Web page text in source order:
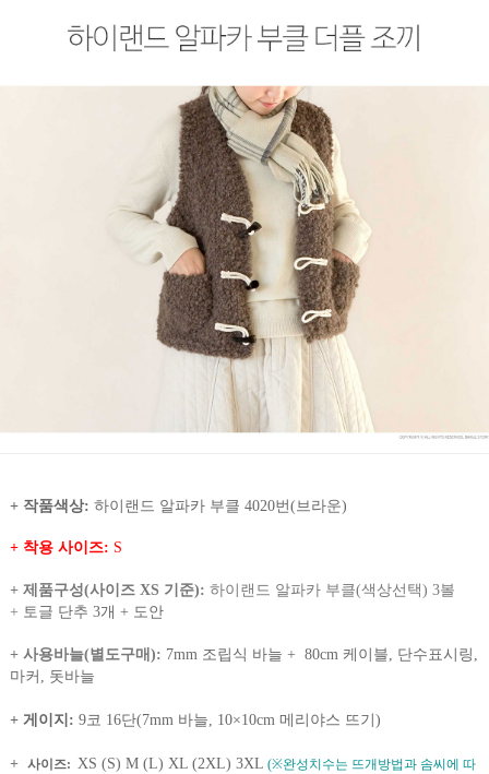
+ 작품색상: 하이랜드 알파카 부클 4020번(브라운)
+ 착용 사이즈: S
+ 제품구성(사이즈 XS 기준): 하이랜드 알파카 부클(색상선택) 3볼
+ 토글 단추 3개 + 도안
+ 사용바늘(별도구매): 7mm 조립식 바늘 + 80cm 케이블, 단수표시링,
마커, 돗바늘
+ 게이지: 9코 16단(7mm 바늘, 10×10cm 메리야스 뜨기)
+ 사이즈: XS (S) M (L) XL (2XL) 3XL (※완성치수는 뜨개방법과 솜씨에 따